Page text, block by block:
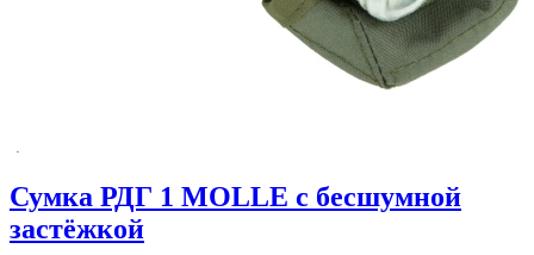
Сумка РДГ 1 MOLLE с бесшумной
застёжкой